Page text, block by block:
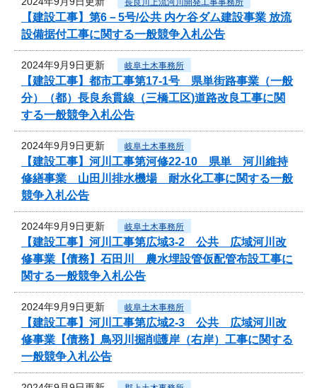
長良川上流河川開発工事事務所
【建設工事】第6－5号/公共 内ケ谷ダム建設事業 放流
設備据付工事に関する一般競争入札公告
2024年9月9日更新 岐阜土木事務所
【建設工事】都市工事第17-1号 県単街路事業（一般
分）（都）長良糸貫線（三橋工区)道路改良工事に関
する一般競争入札公告
2024年9月9日更新 岐阜土木事務所
【建設工事】河川工事第河修22-10 県単 河川維持
修繕事業 山田川排水機場 耐水化工事に関する一般
競争入札公告
2024年9月9日更新 岐阜土木事務所
【建設工事】河川工事第広域3-2 公共 広域河川改
修事業【債務】石田川 農水埋設管仮配管布設工事に
関する一般競争入札公告
2024年9月9日更新 岐阜土木事務所
【建設工事】河川工事第広域2-3 公共 広域河川改
修事業【債務】鳥羽川掘削護岸（右岸）工事に関する
一般競争入札公告